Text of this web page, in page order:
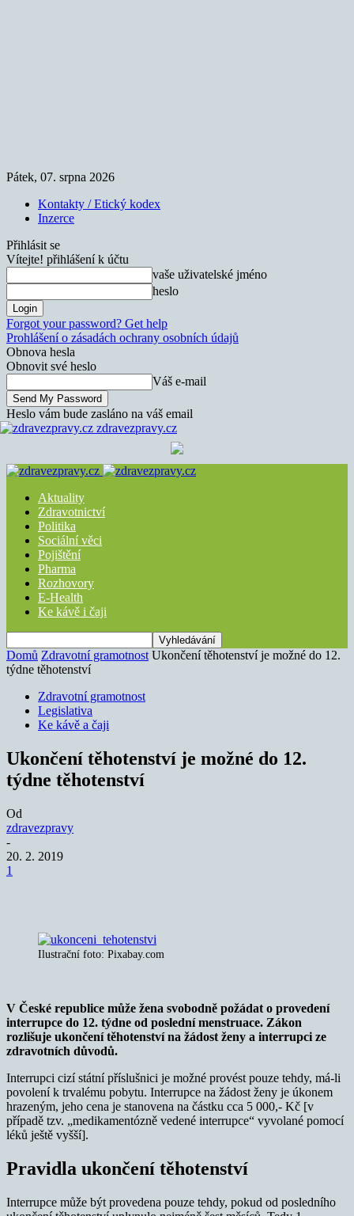
Pátek, 07. srpna 2026
Kontakty / Etický kodex
Inzerce
Přihlásit se
Vítejte! přihlášení k účtu
vaše uživatelské jméno
heslo
Forgot your password? Get help
Prohlášení o zásadách ochrany osobních údajů
Obnova hesla
Obnovit své heslo
Váš e-mail
Heslo vám bude zasláno na váš email
zdravezpravy.cz
Aktuality
Zdravotnictví
Politika
Sociální věci
Pojištění
Pharma
Rozhovory
E-Health
Ke kávě i čaji
Domů Zdravotní gramotnost Ukončení těhotenství je možné do 12.
týdne těhotenství
Zdravotní gramotnost
Legislativa
Ke kávě a čaji
Ukončení těhotenství je možné do 12.
týdne těhotenství
Od
zdravezpravy
-
20. 2. 2019
1
Ilustrační foto: Pixabay.com
V České republice může žena svobodně požádat o provedení
interrupce do 12. týdne od poslední menstruace. Zákon
rozlišuje ukončení těhotenství na žádost ženy a interrupci ze
zdravotních důvodů.
Interrupci cizí státní příslušnici je možné provést pouze tehdy, má-li
povolení k trvalému pobytu. Interrupce na žádost ženy je úkonem
hrazeným, jeho cena je stanovena na částku cca 5 000,- Kč [v
případě tzv. „medikamentózně vedené interrupce“ vyvolané pomocí
léků ještě vyšší].
Pravidla ukončení těhotenství
Interrupce může být provedena pouze tehdy, pokud od posledního